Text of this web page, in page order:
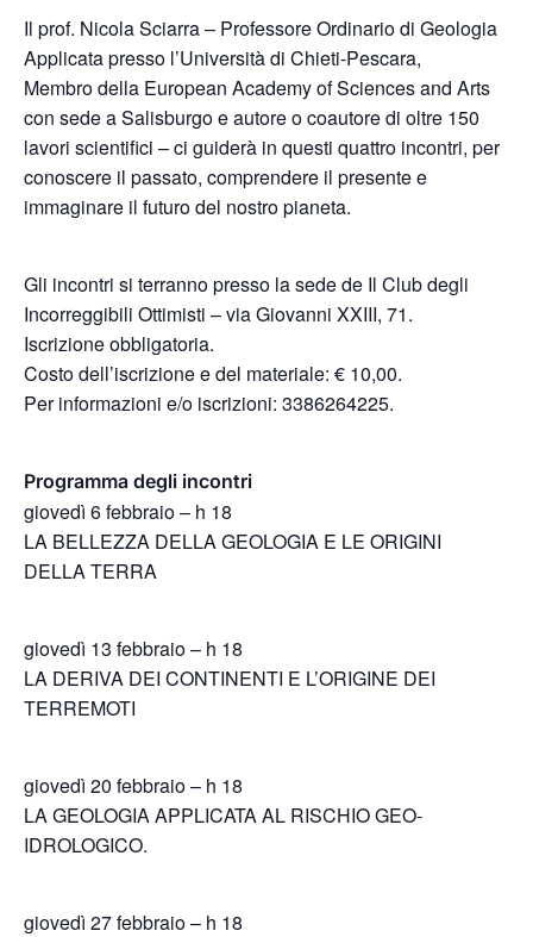
Il prof. Nicola Sciarra – Professore Ordinario di Geologia
Applicata presso l’Università di Chieti-Pescara,
Membro della European Academy of Sciences and Arts
con sede a Salisburgo e autore o coautore di oltre 150
lavori scientifici – ci guiderà in questi quattro incontri, per
conoscere il passato, comprendere il presente e
immaginare il futuro del nostro pianeta.
Gli incontri si terranno presso la sede de Il Club degli
Incorreggibili Ottimisti – via Giovanni XXIII, 71.
Iscrizione obbligatoria.
Costo dell’iscrizione e del materiale: € 10,00.
Per informazioni e/o iscrizioni: 3386264225.
Programma degli incontri
giovedì 6 febbraio – h 18
LA BELLEZZA DELLA GEOLOGIA E LE ORIGINI
DELLA TERRA
giovedì 13 febbraio – h 18
LA DERIVA DEI CONTINENTI E L’ORIGINE DEI
TERREMOTI
giovedì 20 febbraio – h 18
LA GEOLOGIA APPLICATA AL RISCHIO GEO-
IDROLOGICO.
giovedì 27 febbraio – h 18